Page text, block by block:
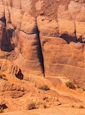
ИИ
на